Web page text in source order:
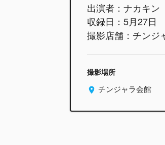
出演者：ナカキ
収録日：5月27日
撮影店舗：チンジ
撮影場所
チンジャラ会館